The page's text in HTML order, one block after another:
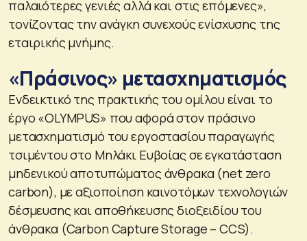
παλαιότερες γενιές αλλά και στις επόμενες»,
τονίζοντας την ανάγκη συνεχούς ενίσχυσης της
εταιρικής μνήμης.
«Πράσινος» μετασχηματισμός
Ενδεικτικό της πρακτικής του ομίλου είναι το
έργο «OLYMPUS» που αφορά στον πράσινο
μετασχηματισμό του εργοστασίου παραγωγής
τσιμέντου στο Μηλάκι Ευβοίας σε εγκατάσταση
μηδενικού αποτυπώματος άνθρακα (net zero
carbon), με αξιοποίηση καινοτόμων τεχνολογιών
δέσμευσης και αποθήκευσης διοξειδίου του
άνθρακα (Carbon Capture Storage – CCS).